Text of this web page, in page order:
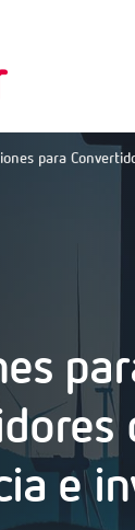
para
e